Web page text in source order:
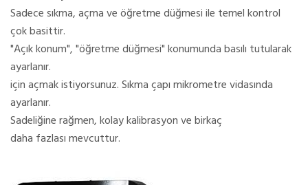
Sadece sıkma, açma ve öğretme düğmesi ile temel kontrol
çok basittir.
"Açık konum", "öğretme düğmesi" konumunda basılı tutularak
ayarlanır.
için açmak istiyorsunuz. Sıkma çapı mikrometre vidasında
ayarlanır.
Sadeliğine rağmen, kolay kalibrasyon ve birkaç
daha fazlası mevcuttur.